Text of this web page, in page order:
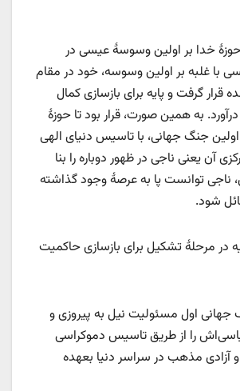
خدا بر اولین وسوسۀ عیسی در
با غلبه بر اولین وسوسه، خود در مقام
قرار گرفت و پایه برای بازسازی کمال
به همین صورت، قرار بود تا حوزۀ
اولین جنگ جهانی، با تاسیس دنیای الهی
آن یعنی ناجی در ظهور دوباره را بنا
ناجی توانست پا به عرصۀ وجود گذاشته
شود.
در مرحلۀ تشکیل برای بازسازی حاکمیت
اول مسئولیت نیل به پیروزی و
را از طریق تاسیس دموکراسی
مذهب در سراسر دنیا بعهده